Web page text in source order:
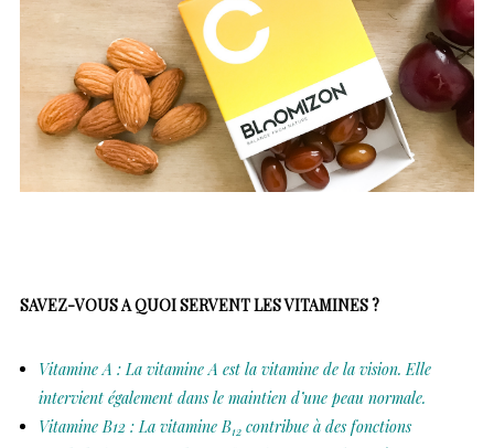
SAVEZ-VOUS A QUOI SERVENT LES VITAMINES ?
Vitamine A : La vitamine A est la vitamine de la vision. Elle
intervient également dans le maintien d’une peau normale.
Vitamine B12 : La vitamine B12contribue à des fonctions